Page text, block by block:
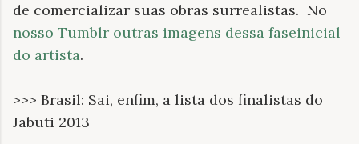
de comercializar suas obras surrealistas. No
nosso Tumblr outras imagens dessa faseinicial
do artista.
>>> Brasil: Sai, enfim, a lista dos finalistas do
Jabuti 2013